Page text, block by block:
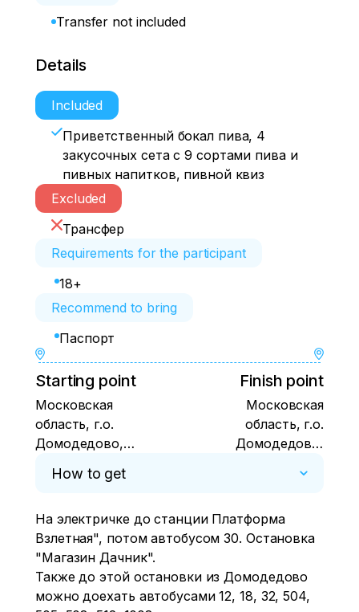
Transfer not included
Details
Included
Приветственный бокал пива, 4
закусочных сета с 9 сортами пива и
пивных напитков, пивной квиз
Excluded
Трансфер
Requirements for the participant
18+
Recommend to bring
Паспорт
Starting point
Московская
область, г.о.
Домодедово,
Западный, владение
Finish point
Московская
область, г.о.
Домодедово,
How to get
На электричке до станции Платформа
Взлетная", потом автобусом 30. Остановка
"Магазин Дачник".
Также до этой остановки из Домодедово
можно доехать автобусами 12, 18, 32, 504,